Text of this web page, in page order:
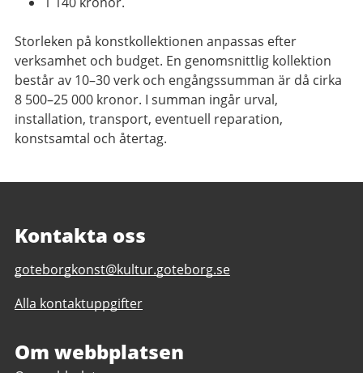
Storleken på konstkollektionen anpassas efter
verksamhet och budget. En genomsnittlig kollektion
består av 10–30 verk och engångssumman är då cirka
8 500–25 000 kronor. I summan ingår urval,
installation, transport, eventuell reparation,
konstsamtal och återtag.
Kontakta oss
E-
till
Konst
goteborgkonst@kultur.goteborg.se
Alla kontaktuppgifter
Om webbplatsen